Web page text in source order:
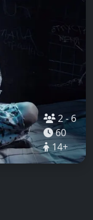
2-6
60
14+